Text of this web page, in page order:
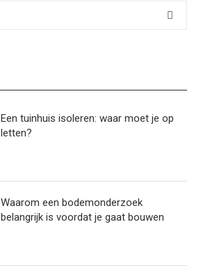
Een tuinhuis isoleren: waar moet je op
letten?
Waarom een bodemonderzoek
belangrijk is voordat je gaat bouwen